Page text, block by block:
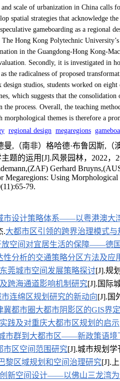
and scale of urbanization in China calls
spatial strategies that acknowledge
gameboarding as a regional
Hong Kong Polytechnic
in the Guangdong-Hong Kong-
Secondly, it is investigated in
the radicalness of proposed
studios, students worked on
which suggests that the
the process. Overall, the teaching
morphological themes is therefore a
regional design megaregions
曼,（南非）格哈德·布鲁因斯,
题的运用[J].风景园林，2022，
Gerhard
Megaregions: Using
79.
市设计策略体系——以粤港澳大
.大都市区引领的跨界治理模式
放空间对宜居生活的保障——德
性分析的交通策略分区方法及应
莞城市空间发展策略探讨[J].规
跨海通道影响机制研究[J].国际
连绵区规划研究的新动向[J].国
冀都市圈大都市阴影区的GIS界定
践及对重庆大都市区规划的启示
市群到大都市区——新政策语境
市区空间范围研究[J].城市规划学
黎区域规划和空间治理研究[J].
新空间设计——以佛山三龙湾